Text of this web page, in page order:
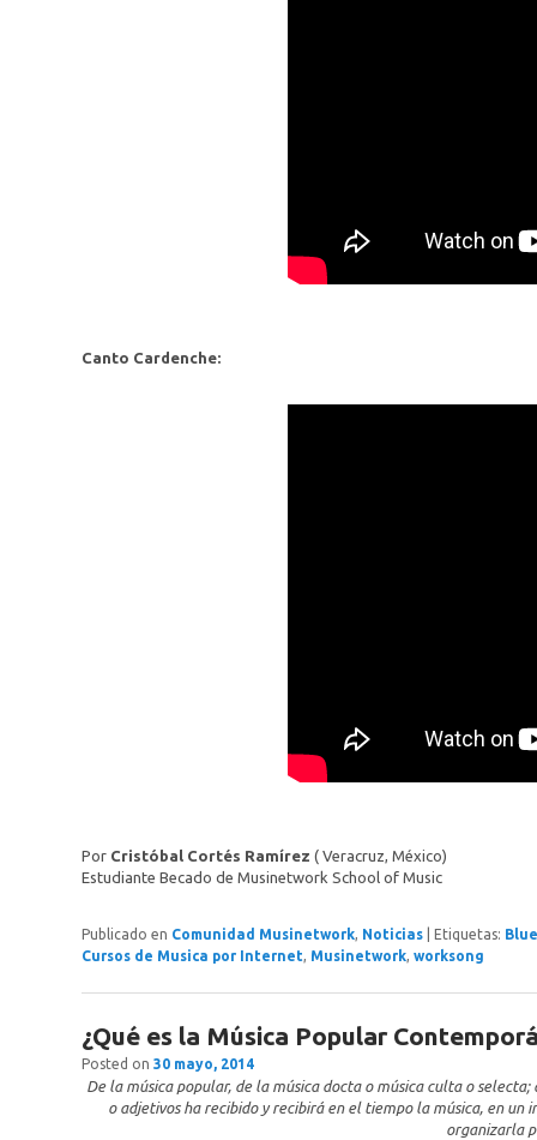
Canto Cardenche:
Por Cristóbal Cortés Ramírez ( Veracruz, México)
Estudiante Becado de Musinetwork School of Music
Publicado en Comunidad Musinetwork, Noticias |Etiquetas:
Cursos de Musica por Internet, Musinetwork,worksong
¿Qué es la Música Popular
Posted on30 mayo, 2014
De la música popular, de la música docta o música culta o
o adjetivos ha recibido y recibirá en el tiempo la música, en
organizarla